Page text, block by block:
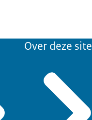
Over deze site